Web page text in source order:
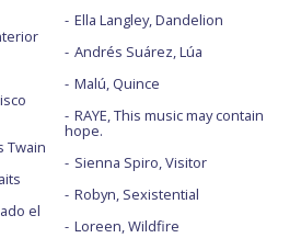
Twain
el
Ella Langley, Dandelion
Andrés Suárez, Lúa
Malú, Quince
RAYE, This music may contain
hope.
Sienna Spiro, Visitor
Robyn, Sexistential
Loreen, Wildfire